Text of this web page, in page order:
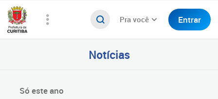
Pra você Entrar
Notícias
Só este ano